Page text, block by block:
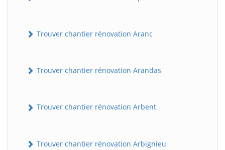
Trouver chantier rénovation Aranc
Trouver chantier rénovation Arandas
Trouver chantier rénovation Arbent
Trouver chantier rénovation Arbignieu